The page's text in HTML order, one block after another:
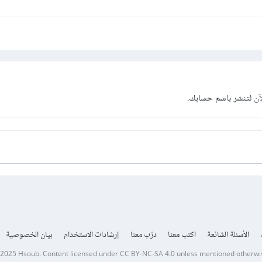
لتنشر باسم حسابك.
الأسئلة الشائعة اكتب معنا درّب معنا إرشادات الاستخدام بيان الخصوصية
Hsoub.Content licensed underCC BY-NC-SA 4.0unless mentioned